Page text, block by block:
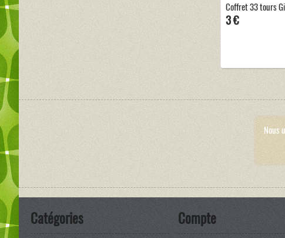
Coffret 33 tours
3 €
Nous
Catégories Compte